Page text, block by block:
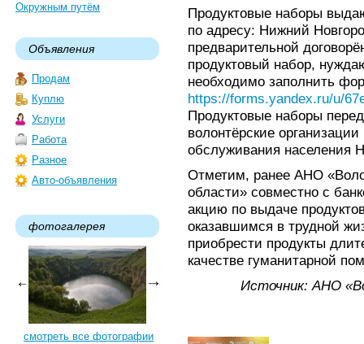
Окружным путём
Объявления
Продам
Куплю
Услуги
Работа
Разное
Авто-объявления
фотогалерея
смотреть все фотографии
Продуктовые наборы
по адресу: Нижний
предварительной
продуктовый набор,
необходимо заполнить
https://forms.yandex.ru/u/
Продуктовые наборы
волонтёрские
обслуживания населения
Отметим, ранее АНО
области» совместно с
акцию по выдаче
оказавшимся в трудной
приобрести продукты
качестве гуманитарной
Источник: АНО